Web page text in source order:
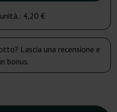
4,20 €
Lascia una recensione e
bonus.